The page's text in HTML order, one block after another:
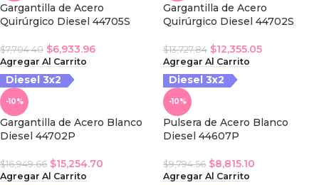
Gargantilla de Acero
Quirúrgico Diesel 44705S
$7,704.40 $6,933.96
Agregar Al Carrito
Gargantilla de Acero
Quirúrgico Diesel 44702S
$13,727.84 $12,355.05
Agregar Al Carrito
Diesel 3x2
-10%
Gargantilla de Acero Blanco
Diesel 44702P
$16,949.66 $15,254.70
Agregar Al Carrito
Diesel 3x2
3x2
-10%
Pulsera de Acero Blanco
Diesel 44607P
$9,794.56 $8,815.10
Agregar Al Carrito